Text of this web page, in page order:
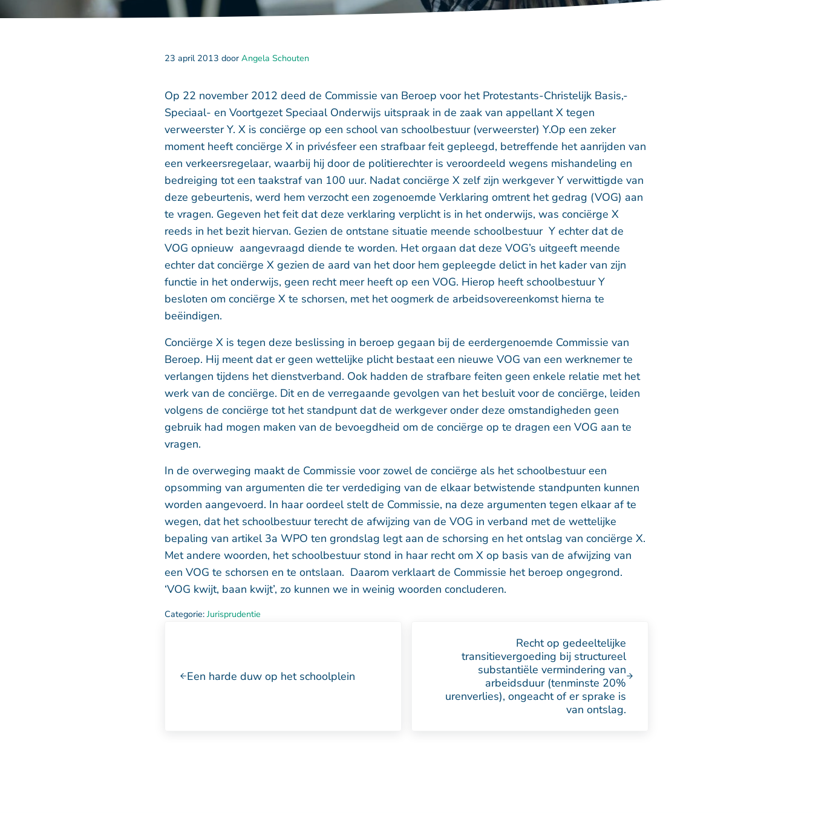
23 april 2013 door Angela Schouten
Op 22 november 2012 deed de Commissie van Beroep voor het Protestants-Christelijk Basis,-
Speciaal- en Voortgezet Speciaal Onderwijs uitspraak in de zaak van appellant X tegen
verweerster Y. X is conciërge op een school van schoolbestuur (verweerster) Y.Op een zeker
moment heeft conciërge X in privésfeer een strafbaar feit gepleegd, betreffende het aanrijden van
een verkeersregelaar, waarbij hij door de politierechter is veroordeeld wegens mishandeling en
bedreiging tot een taakstraf van 100 uur. Nadat conciërge X zelf zijn werkgever Y verwittigde van
deze gebeurtenis, werd hem verzocht een zogenoemde Verklaring omtrent het gedrag (VOG) aan
te vragen. Gegeven het feit dat deze verklaring verplicht is in het onderwijs, was conciërge X
reeds in het bezit hiervan. Gezien de ontstane situatie meende schoolbestuur Y echter dat de
VOG opnieuw aangevraagd diende te worden. Het orgaan dat deze VOG’s uitgeeft meende
echter dat conciërge X gezien de aard van het door hem gepleegde delict in het kader van zijn
functie in het onderwijs, geen recht meer heeft op een VOG. Hierop heeft schoolbestuur Y
besloten om conciërge X te schorsen, met het oogmerk de arbeidsovereenkomst hierna te
beëindigen.
Conciërge X is tegen deze beslissing in beroep gegaan bij de eerdergenoemde Commissie van
Beroep. Hij meent dat er geen wettelijke plicht bestaat een nieuwe VOG van een werknemer te
verlangen tijdens het dienstverband. Ook hadden de strafbare feiten geen enkele relatie met het
werk van de conciërge. Dit en de verregaande gevolgen van het besluit voor de conciërge, leiden
volgens de conciërge tot het standpunt dat de werkgever onder deze omstandigheden geen
gebruik had mogen maken van de bevoegdheid om de conciërge op te dragen een VOG aan te
vragen.
In de overweging maakt de Commissie voor zowel de conciërge als het schoolbestuur een
opsomming van argumenten die ter verdediging van de elkaar betwistende standpunten kunnen
worden aangevoerd. In haar oordeel stelt de Commissie, na deze argumenten tegen elkaar af te
wegen, dat het schoolbestuur terecht de afwijzing van de VOG in verband met de wettelijke
bepaling van artikel 3a WPO ten grondslag legt aan de schorsing en het ontslag van conciërge X.
Met andere woorden, het schoolbestuur stond in haar recht om X op basis van de afwijzing van
een VOG te schorsen en te ontslaan. Daarom verklaart de Commissie het beroep ongegrond.
‘VOG kwijt, baan kwijt’, zo kunnen we in weinig woorden concluderen.
Categorie:Jurisprudentie
Een harde duw op het schoolplein
Recht op gedeeltelijke
transitievergoeding bij structureel
substantiële vermindering van
arbeidsduur (tenminste 20%
urenverlies), ongeacht of er sprake is
van ontslag.